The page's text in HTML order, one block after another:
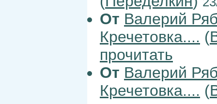
От Валерий
Кречетовка.... (
прочитать
От Валерий
Кречетовка.... (